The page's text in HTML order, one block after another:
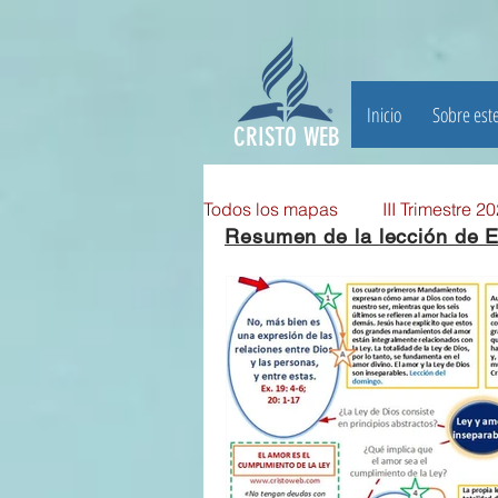
CRISTO WEB
Inicio Sobre
Todos los mapas III Trimestre
III TRIMESTRE 2025 II
II TRIMESTRE 2024 I
II TRIMESTRE 2023 I
Resumen de la lección de